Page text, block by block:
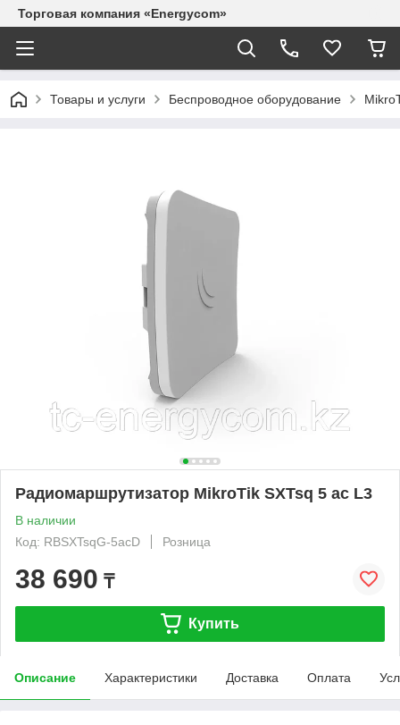
Торговая компания «Energycom»
Товары и услуги Беспроводное оборудование
Радиомаршрутизатор MikroTik SXTsq 5 ac L3
В наличии
Код: RBSXTsqG-5acD
Розница
38 690 ₸
Купить
Описание Характеристики Доставка Оплата